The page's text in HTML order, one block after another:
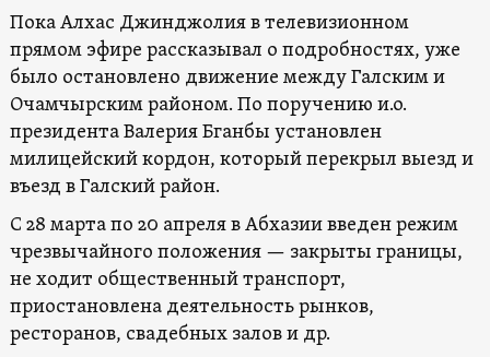
Пока Алхас Джинджолия в телевизионном
прямом эфире рассказывал о подробностях, уже
было остановлено движение между Галским и
Очамчырским районом. По поручению и.о.
президента Валерия Бганбы установлен
милицейский кордон, который перекрыл выезд и
въезд в Галский район.
С 28 марта по 20 апреля в Абхазии введен режим
чрезвычайного положения — закрыты границы,
не ходит общественный транспорт,
приостановлена деятельность рынков,
ресторанов, свадебных залов и др.